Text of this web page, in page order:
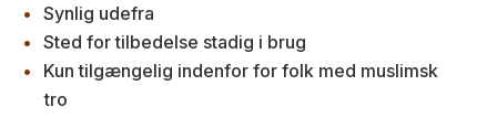
Synlig udefra
Sted for tilbedelse stadig i brug
Kun tilgængelig indenfor for folk med muslimsk
tro